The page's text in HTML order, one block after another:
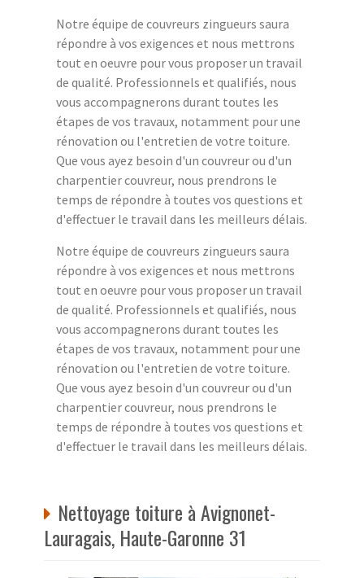
Notre équipe de couvreurs zingueurs saura
répondre à vos exigences et nous mettrons
tout en oeuvre pour vous proposer un travail
de qualité. Professionnels et qualifiés, nous
vous accompagnerons durant toutes les
étapes de vos travaux, notamment pour une
rénovation ou l'entretien de votre toiture.
Que vous ayez besoin d'un couvreur ou d'un
charpentier couvreur, nous prendrons le
temps de répondre à toutes vos questions et
d'effectuer le travail dans les meilleurs délais.
Notre équipe de couvreurs zingueurs saura
répondre à vos exigences et nous mettrons
tout en oeuvre pour vous proposer un travail
de qualité. Professionnels et qualifiés, nous
vous accompagnerons durant toutes les
étapes de vos travaux, notamment pour une
rénovation ou l'entretien de votre toiture.
Que vous ayez besoin d'un couvreur ou d'un
charpentier couvreur, nous prendrons le
temps de répondre à toutes vos questions et
d'effectuer le travail dans les meilleurs délais.
Nettoyage toiture à Avignonet-
Lauragais, Haute-Garonne 31